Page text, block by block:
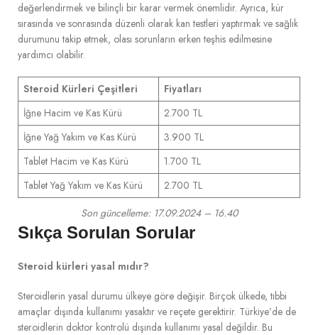
değerlendirmek ve bilinçli bir karar vermek önemlidir. Ayrıca, kür
sırasında ve sonrasında düzenli olarak kan testleri yaptırmak ve sağlık
durumunu takip etmek, olası sorunların erken teşhis edilmesine
yardımcı olabilir.
Steroid Kürleri Çeşitleri
Fiyatları
İğne Hacim ve Kas Kürü
2.700 TL
İğne Yağ Yakım ve Kas Kürü
3.900 TL
Tablet Hacim ve Kas Kürü
1.700 TL
Tablet Yağ Yakım ve Kas Kürü
2.700 TL
Son güncelleme: 17.09.2024 – 16.40
Sıkça Sorulan Sorular
Steroid kürleri yasal mıdır?
Steroidlerin yasal durumu ülkeye göre değişir. Birçok ülkede, tıbbi
amaçlar dışında kullanımı yasaktır ve reçete gerektirir. Türkiye’de de
steroidlerin doktor kontrolü dışında kullanımı yasal değildir. Bu